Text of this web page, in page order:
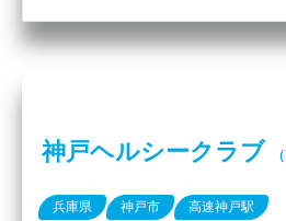
神戸ヘルシークラブ
兵庫県 神戸市 高速神戸駅